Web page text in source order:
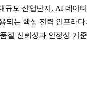
규모 산업단지, AI 데이터
되는 핵심 전력 인프라다.
질 신뢰성과 안정성 기준